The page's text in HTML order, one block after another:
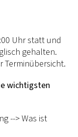
Uhr statt und
gehalten.
Terminübersicht.
wichtigsten
--> Was ist